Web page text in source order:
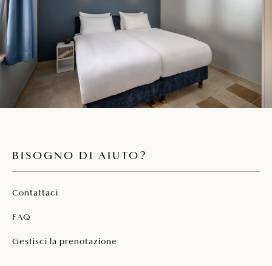
BISOGNO DI AIUTO?
Contattaci
FAQ
Gestisci la prenotazione